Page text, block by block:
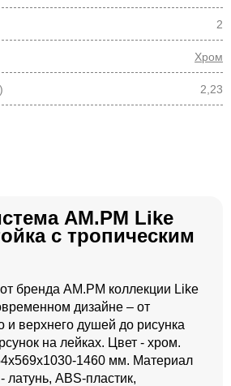
2
Хром
2,23
AM.PM Like
с тропическим
бренда AM.PM коллекции Like
дизайне – от
и верхнего душей до рисунка
на лейках. Цвет - хром.
1460 мм. Материал
ABS-пластик,